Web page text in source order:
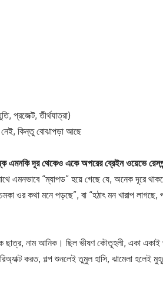
তীর্থযাত্রা)
নেই, কিন্তু বোঝাপড়া আছে
এমনকি দূর থেকেও একে অপরের ব্রেইন ওয়েভে
এমনভাবে “ম্যাপড” হয়ে গেছে যে, অনেক দূরে
ওর কথা মনে পড়ছে”, বা “হঠাৎ মন খারাপ লাগছে,
ছাত্র, নাম আনিক। ছিল ভীষণ কৌতূহলী, একা
করত, গল্প শুনলেই তুমুল হাসি, ঝামেলা হলেই